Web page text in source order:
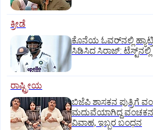
ಕ್ರೀಡೆ
ಕೊನೆಯ ಓವರ್‌ನಲ್ಲಿ
ಸಿಡಿಸಿದ ಸಿರಾಜ್:‌
ರಾಷ್ಟ್ರೀಯ
ಬಿಜೆಪಿ ಶಾಸಕನ ಪುತ್ರಿಗೆ
ಮದುವೆಯಾಗಿದ್ದ
ವಿವಾಹ, ಇಬ್ಬರ ಬಂಧನ